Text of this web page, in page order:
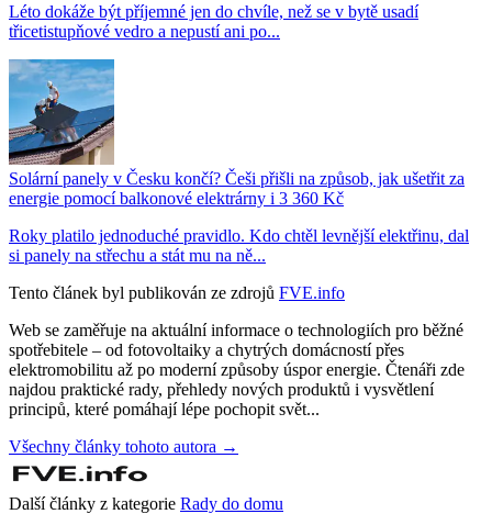
Léto dokáže být příjemné jen do chvíle, než se v bytě usadí
třicetistupňové vedro a nepustí ani po...
Solární panely v Česku končí? Češi přišli na způsob, jak ušetřit za
energie pomocí balkonové elektrárny i 3 360 Kč
Roky platilo jednoduché pravidlo. Kdo chtěl levnější elektřinu, dal
si panely na střechu a stát mu na ně...
Tento článek byl publikován ze zdrojů FVE.info
Web se zaměřuje na aktuální informace o technologiích pro běžné
spotřebitele – od fotovoltaiky a chytrých domácností přes
elektromobilitu až po moderní způsoby úspor energie. Čtenáři zde
najdou praktické rady, přehledy nových produktů i vysvětlení
principů, které pomáhají lépe pochopit svět...
Všechny články tohoto autora →
Další články z kategorie Rady do domu